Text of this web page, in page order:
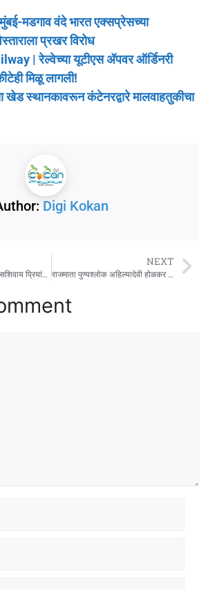
मुंबई-मडगाव वंदे भारत एक्सप्रेसच्या
प्रखर विरोध
| रेल्वेच्या यूटीएस ॲपवर ऑर्डिनरी
मिळू लागली!
खेड स्थानकावरून कंटेनरद्वारे मालवाहतुकीचा
Digi Kokan
कोणत्याही कोचिंग क्लासेसशिवाय प्रियांशी म्हात्रे हिने दहावीत मिळवले ८४.४० टक्के गुण!
NEXT
राजमाता पुण्यश्लोक अहिल्यादेवी होळकर यांच्या जयंतीनिमित्त अभिवादन